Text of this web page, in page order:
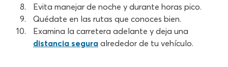
Evita manejar de noche y durante horas pico.
Quédate en las rutas que conoces bien.
Examina la carretera adelante y deja una
distancia segura alrededor de tu vehículo.